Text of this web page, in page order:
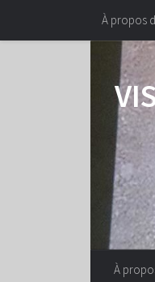
Skip to contentÀ propos
À